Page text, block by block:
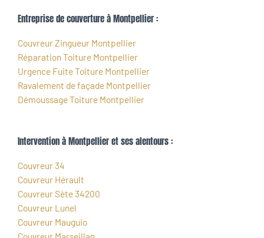
Entreprise de couverture à Montpellier :
Couvreur Zingueur Montpellier
Réparation Toiture Montpellier
Urgence Fuite Toiture Montpellier
Ravalement de façade Montpellier
Démoussage Toiture Montpellier
Intervention à Montpellier et ses alentours :
Couvreur 34
Couvreur Hérault
Couvreur Sète 34200
Couvreur Lunel
Couvreur Mauguio